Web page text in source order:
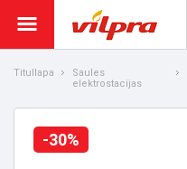
Titullapa
Saules
elektrostacijas
-30%